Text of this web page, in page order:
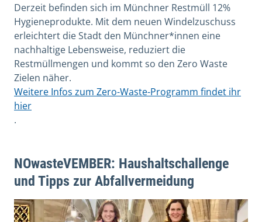
Derzeit befinden sich im Münchner Restmüll 12%
Hygieneprodukte. Mit dem neuen Windelzuschuss
erleichtert die Stadt den Münchner*innen eine
nachhaltige Lebensweise, reduziert die
Restmüllmengen und kommt so den Zero Waste
Zielen näher.
Weitere Infos zum Zero-Waste-Programm findet ihr
hier
.
NOwasteVEMBER: Haushaltschallenge
und Tipps zur Abfallvermeidung